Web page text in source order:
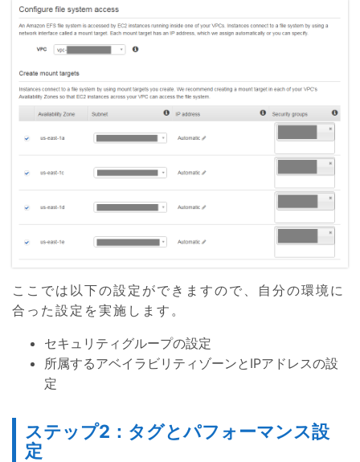
ここでは以下の設定ができますので、自分の環境に
合った設定を実施します。
セキュリティグループの設定
所属するアベイラビリティゾーンとIPアドレスの設
定
ステップ2：タグとパフォーマンス設
定